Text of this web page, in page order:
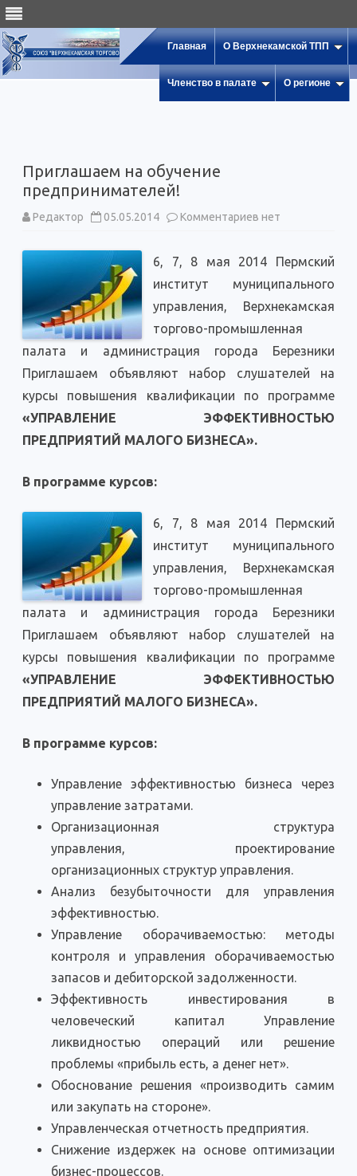
Главная О Верхнекамской ТПП
Членство в палате О регионе
Приглашаем на обучение
предпринимателей!
Редактор 05.05.2014 Комментариев к
обучение
нет
6, 7, 8 мая 2014 Пермский
институт муниципального
управления, Верхнекамская
торгово-промышленная
палата и администрация города Березники
Приглашаем объявляют набор слушателей на
курсы повышения квалификации по программе
«УПРАВЛЕНИЕ ЭФФЕКТИВНОСТЬЮ
ПРЕДПРИЯТИЙ МАЛОГО БИЗНЕСА».
В программе курсов:
6, 7, 8 мая 2014 Пермский
институт муниципального
управления, Верхнекамская
торгово-промышленная
палата и администрация города Березники
Приглашаем объявляют набор слушателей на
курсы повышения квалификации по программе
«УПРАВЛЕНИЕ ЭФФЕКТИВНОСТЬЮ
ПРЕДПРИЯТИЙ МАЛОГО БИЗНЕСА».
В программе курсов:
Управление эффективностью бизнеса через
управление затратами.
Организационная структура
управления, проектирование
организационных структур управления.
Анализ безубыточности для управления
эффективностью.
Управление оборачиваемостью: методы
контроля и управления оборачиваемостью
запасов и дебиторской задолженности.
Эффективность инвестирования в
человеческий капитал Управление
ликвидностью операций или решение
проблемы «прибыль есть, а денег нет».
Обоснование решения «производить самим
или закупать на стороне».
Управленческая отчетность предприятия.
Снижение издержек на основе оптимизации
бизнес-процессов.